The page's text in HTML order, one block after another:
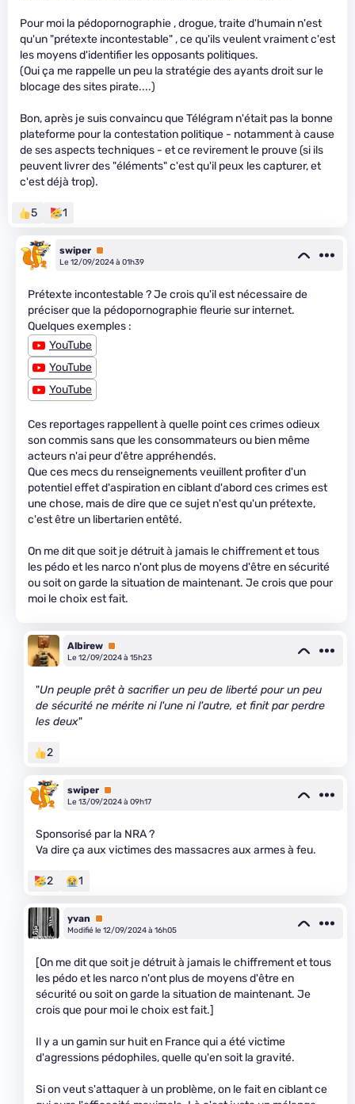
Pour moi la pédopornographie , drogue, traite d'humain n'est
qu'un "prétexte incontestable" , ce qu'ils veulent vraiment c'est
les moyens d'identifier les opposants politiques.
(Oui ça me rappelle un peu la stratégie des ayants droit sur le
blocage des sites pirate....)
Bon, après je suis convaincu que Télégram n'était pas la bonne
plateforme pour la contestation politique - notamment à cause
de ses aspects techniques - et ce revirement le prouve (si ils
peuvent livrer des "éléments" c'est qu'il peux les capturer, et
c'est déjà trop).
5 1
swiper Premium
Le 12/09/2024 à 01h39
Prétexte incontestable ? Je crois qu'il est nécessaire de
préciser que la pédopornographie fleurie sur internet.
Quelques exemples :
YouTube
YouTube
YouTube
Ces reportages rappellent à quelle point ces crimes odieux
son commis sans que les consommateurs ou bien même
acteurs n'ai peur d'être appréhendés.
Que ces mecs du renseignements veuillent profiter d'un
potentiel effet d'aspiration en ciblant d'abord ces crimes est
une chose, mais de dire que ce sujet n'est qu'un prétexte,
c'est être un libertarien entêté.
On me dit que soit je détruit à jamais le chiffrement et tous
les pédo et les narco n'ont plus de moyens d'être en sécurité
ou soit on garde la situation de maintenant. Je crois que pour
moi le choix est fait.
Albirew Premium
Le 12/09/2024 à 15h23
"Un peuple prêt à sacrifier un peu de liberté pour un peu
de sécurité ne mérite ni l'une ni l'autre, et finit par perdre
les deux"
2
swiper Premium
Le 13/09/2024 à 09h17
Sponsorisé par la NRA ?
Va dire ça aux victimes des massacres aux armes à feu.
2 1
yvan
Premium
Modifié le 12/09/2024 à 16h05
[On me dit que soit je détruit à jamais le chiffrement et tous
les pédo et les narco n'ont plus de moyens d'être en
sécurité ou soit on garde la situation de maintenant. Je
crois que pour moi le choix est fait.]
Il y a un gamin sur huit en France qui a été victime
d'agressions pédophiles, quelle qu'en soit la gravité.
Si on veut s'attaquer à un problème, on le fait en ciblant ce